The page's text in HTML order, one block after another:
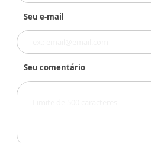
Seu e-mail
Seu comentário